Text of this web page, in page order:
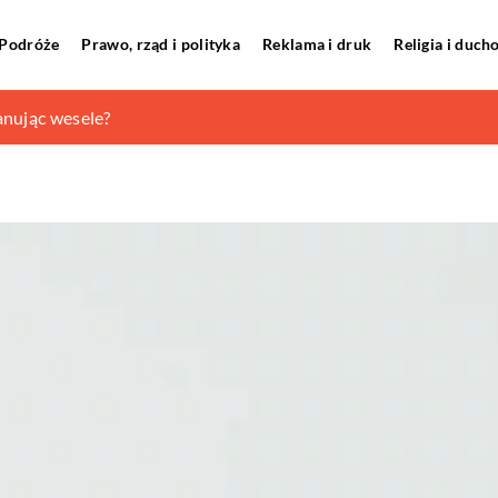
Podróże Prawo, rząd i polityka Reklama i druk Religia i
stylizację?
wesele?
objawem nerwicy?